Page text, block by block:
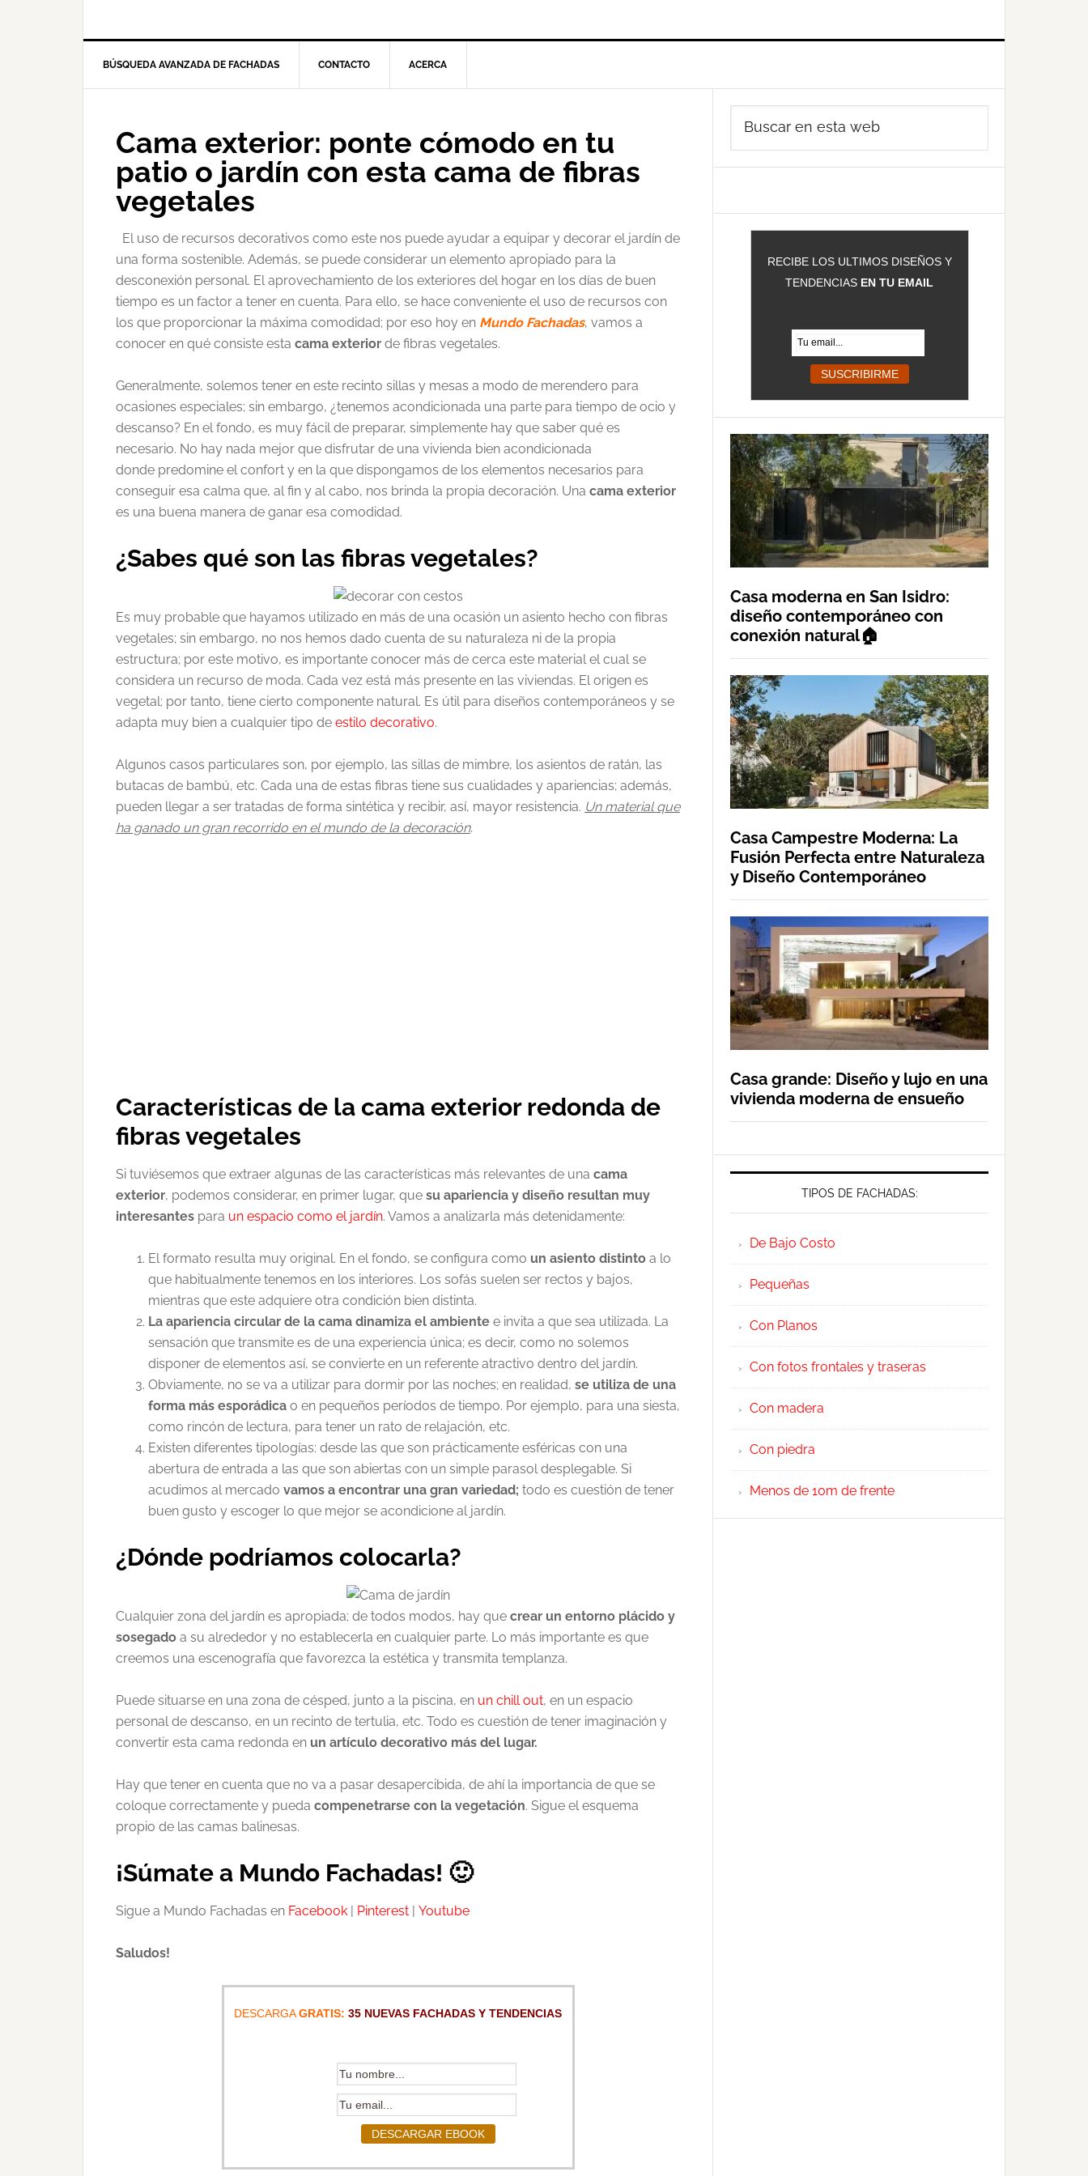
BÚSQUEDA AVANZADA DE FACHADAS CONTACTO ACERCA
Cama exterior: ponte cómodo en tu
patio o jardín con esta cama de fibras
vegetales
El uso de recursos decorativos como este nos puede ayudar a equipar y decorar el jardín de
una forma sostenible. Además, se puede considerar un elemento apropiado para la
desconexión personal. El aprovechamiento de los exteriores del hogar en los días de buen
tiempo es un factor a tener en cuenta. Para ello, se hace conveniente el uso de recursos con
los que proporcionar la máxima comodidad; por eso hoy en Mundo Fachadas, vamos a
conocer en qué consiste esta cama exterior de fibras vegetales.
Generalmente, solemos tener en este recinto sillas y mesas a modo de merendero para
ocasiones especiales; sin embargo, ¿tenemos acondicionada una parte para tiempo de ocio y
descanso? En el fondo, es muy fácil de preparar, simplemente hay que saber qué es
necesario. No hay nada mejor que disfrutar de una vivienda bien acondicionada
donde predomine el confort y en la que dispongamos de los elementos necesarios para
conseguir esa calma que, al fin y al cabo, nos brinda la propia decoración. Una cama exterior
es una buena manera de ganar esa comodidad.
¿Sabes qué son las fibras vegetales?
Es muy probable que hayamos utilizado en más de una ocasión un asiento hecho con fibras
vegetales; sin embargo, no nos hemos dado cuenta de su naturaleza ni de la propia
estructura; por este motivo, es importante conocer más de cerca este material el cual se
considera un recurso de moda. Cada vez está más presente en las viviendas. El origen es
vegetal; por tanto, tiene cierto componente natural. Es útil para diseños contemporáneos y se
adapta muy bien a cualquier tipo de estilo decorativo.
Algunos casos particulares son, por ejemplo, las sillas de mimbre, los asientos de ratán, las
butacas de bambú, etc. Cada una de estas fibras tiene sus cualidades y apariencias; además,
pueden llegar a ser tratadas de forma sintética y recibir, así, mayor resistencia. Un material que
ha ganado un gran recorrido en el mundo de la decoración.
Características de la cama exterior redonda de
fibras vegetales
Si tuviésemos que extraer algunas de las características más relevantes de una cama
exterior, podemos considerar, en primer lugar, que su apariencia y diseño resultan muy
interesantes para un espacio como el jardín. Vamos a analizarla más detenidamente:
El formato resulta muy original. En el fondo, se configura como un asiento distinto a lo
que habitualmente tenemos en los interiores. Los sofás suelen ser rectos y bajos,
mientras que este adquiere otra condición bien distinta.
La apariencia circular de la cama dinamiza el ambiente e invita a que sea utilizada. La
sensación que transmite es de una experiencia única; es decir, como no solemos
disponer de elementos así, se convierte en un referente atractivo dentro del jardín.
Obviamente, no se va a utilizar para dormir por las noches; en realidad, se utiliza de una
forma más esporádica o en pequeños períodos de tiempo. Por ejemplo, para una siesta,
como rincón de lectura, para tener un rato de relajación, etc.
Existen diferentes tipologías: desde las que son prácticamente esféricas con una
abertura de entrada a las que son abiertas con un simple parasol desplegable. Si
acudimos al mercado vamos a encontrar una gran variedad; todo es cuestión de tener
buen gusto y escoger lo que mejor se acondicione al jardín.
¿Dónde podríamos colocarla?
Cualquier zona del jardín es apropiada; de todos modos, hay que crear un entorno plácido y
sosegado a su alrededor y no establecerla en cualquier parte. Lo más importante es que
creemos una escenografía que favorezca la estética y transmita templanza.
Puede situarse en una zona de césped, junto a la piscina, en un chill out, en un espacio
personal de descanso, en un recinto de tertulia, etc. Todo es cuestión de tener imaginación y
convertir esta cama redonda en un artículo decorativo más del lugar.
Hay que tener en cuenta que no va a pasar desapercibida, de ahí la importancia de que se
coloque correctamente y pueda compenetrarse con la vegetación. Sigue el esquema
propio de las camas balinesas.
¡Súmate a Mundo Fachadas! 🙂
Sigue a Mundo Fachadas en Facebook | Pinterest | Youtube
Saludos!
DESCARGAGRATIS: 35 NUEVAS FACHADAS Y TENDENCIAS
Barra
lateral
principal
RECIBE LOS ULTIMOS DISEÑOS Y
TENDENCIAS EN TU EMAIL
Casa moderna en San Isidro:
diseño contemporáneo con
conexión natural🏠
Casa Campestre Moderna: La
Fusión Perfecta entre Naturaleza
y Diseño Contemporáneo
Casa grande: Diseño y lujo en una
vivienda moderna de ensueño
TIPOS DE FACHADAS:
De Bajo Costo
Pequeñas
Con Planos
Con fotos frontales y traseras
Con madera
Con piedra
Menos de 10m de frente